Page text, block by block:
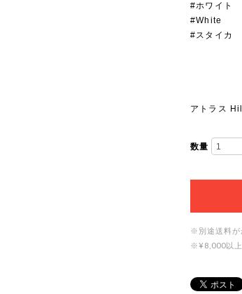
#ホワイト
#White
#スタイカ
アトラス
数量
※別途送料が
※¥8,000以上